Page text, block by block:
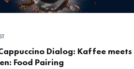
Dialog: Kaffee meets
Food Pairing